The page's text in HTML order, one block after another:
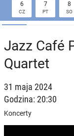
6
CZ
7
PT
8
SO
Jazz Café
Quartet
31 maja 2024
Godzina: 20:30
Koncerty